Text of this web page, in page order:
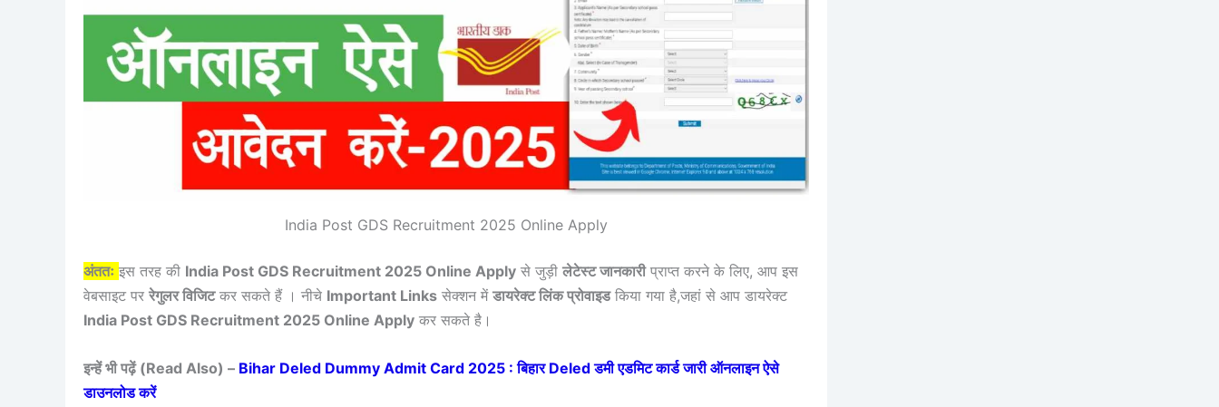
India Post GDS Recruitment 2025 Online Apply
अंततः इस तरह की India Post GDS Recruitment 2025 Online Apply से जुड़ी लेटेस्ट जानकारीप्राप्त करने के लिए, आप इस
वेबसाइट पर रेगुलर विजिटकर सकते हैं । नीचे Important Links सेक्शन में डायरेक्ट लिंक प्रोवाइडकिया गया है,जहां से आप डायरेक्ट
India Post GDS Recruitment 2025 Online Apply कर सकते है।
इन्हें भी पढ़ें (Read Also) – Bihar Deled Dummy Admit Card 2025 : बिहार Deled डमी एडमिट कार्ड जारी ऑनलाइन ऐसे
डाउनलोड करें